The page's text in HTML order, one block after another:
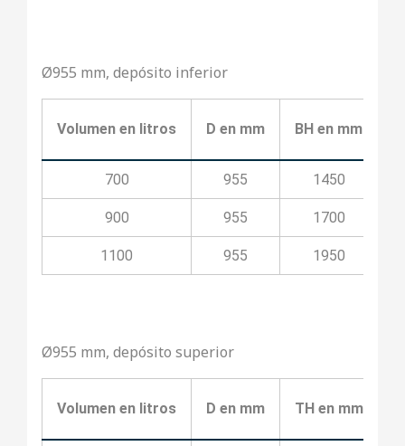
Ø955 mm, depósito inferior
Volumen en litros D en mm BH en mm
700 955 1450
900 955 1700
1100 955 1950
Ø955 mm, depósito superior
Volumen en litros D en mm TH en mm